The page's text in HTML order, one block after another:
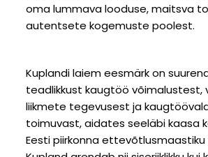
oma lummava looduse, maitsva
autentsete kogemuste poolest.
Kuplandi laiem eesmärk on
teadlikkust kaugtöö võimalustest,
liikmete tegevusest ja
toimuvast, aidates seeläbi kaasa
Eesti piirkonna